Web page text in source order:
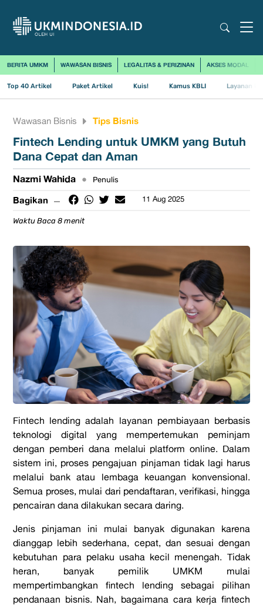
BERITA UMKM WAWASAN BISNIS LEGALITAS & PERIZINAN AKSES MODAL
Top 40 Artikel Paket Artikel Kuis! Kamus KBLI Layanan
Wawasan Bisnis Tips Bisnis
Fintech Lending untuk UMKM yang Butuh
Dana Cepat dan Aman
Nazmi Wahida • Penulis
Bagikan 11 Aug 2025
Waktu Baca 8 menit
Fintech lending adalah layanan pembiayaan berbasis
teknologi digital yang mempertemukan peminjam
dengan pemberi dana melalui platform online. Dalam
sistem ini, proses pengajuan pinjaman tidak lagi harus
melalui bank atau lembaga keuangan konvensional.
Semua proses, mulai dari pendaftaran, verifikasi, hingga
pencairan dana dilakukan secara daring.
Jenis pinjaman ini mulai banyak digunakan karena
dianggap lebih sederhana, cepat, dan sesuai dengan
kebutuhan para pelaku usaha kecil menengah. Tidak
heran, banyak pemilik UMKM mulai
mempertimbangkan fintech lending sebagai pilihan
pendanaan bisnis. Nah, bagaimana cara kerja fintech